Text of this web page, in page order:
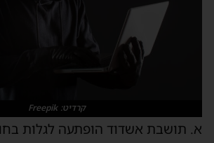
קרדיט: Freepik
א. תושבת אשדוד הופתעה לגלות